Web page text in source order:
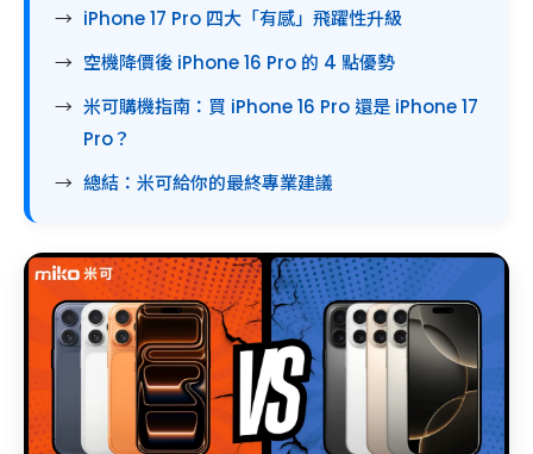
iPhone 17 Pro 四大「有感」飛躍性升級
空機降價後 iPhone 16 Pro 的 4 點優勢
米可購機指南：買 iPhone 16 Pro 還是 iPhone 17
Pro？
總結：米可給你的最終專業建議